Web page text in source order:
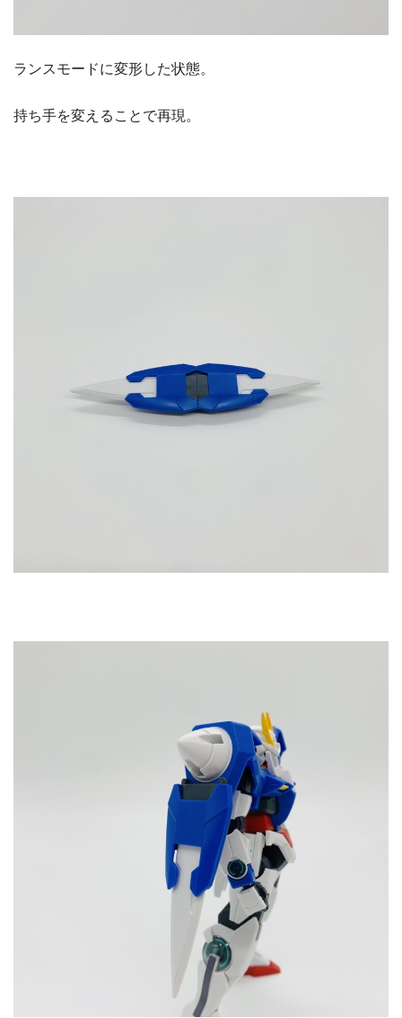
ランスモードに変形した状態。
持ち手を変えることで再現。